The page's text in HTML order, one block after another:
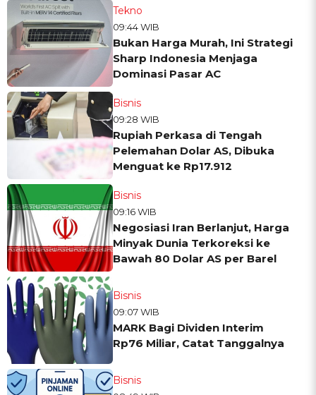
Tekno
09:44 WIB
Bukan Harga Murah, Ini Strategi
Sharp Indonesia Menjaga
Dominasi Pasar AC
Bisnis
09:28 WIB
Rupiah Perkasa di Tengah
Pelemahan Dolar AS, Dibuka
Menguat ke Rp17.912
Bisnis
09:16 WIB
Negosiasi Iran Berlanjut, Harga
Minyak Dunia Terkoreksi ke
Bawah 80 Dolar AS per Barel
Bisnis
09:07 WIB
MARK Bagi Dividen Interim
Rp76 Miliar, Catat Tanggalnya
Bisnis